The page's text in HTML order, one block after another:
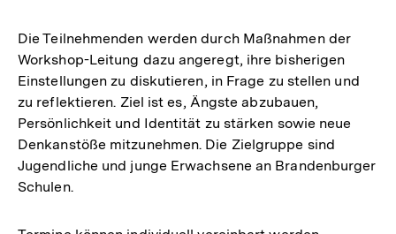
Die Teilnehmenden werden durch Maßnahmen der
Workshop-Leitung dazu angeregt, ihre bisherigen
Einstellungen zu diskutieren, in Frage zu stellen und
zu reflektieren. Ziel ist es, Ängste abzubauen,
Persönlichkeit und Identität zu stärken sowie neue
Denkanstöße mitzunehmen. Die Zielgruppe sind
Jugendliche und junge Erwachsene an Brandenburger
Schulen.